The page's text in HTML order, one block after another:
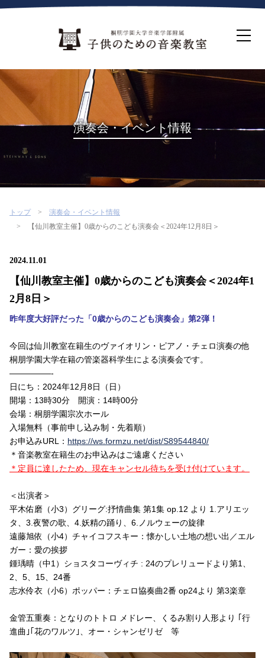
ホーム
生徒募集について
教室案内
コース紹介
概要・沿革
桐朋を選ぶ理由
インタビュー・コラム
よくある質問
演奏会・イベント情報
トップ
演奏会・イベント情報
【仙川教室主催】0歳からのこども演奏会＜2024年12月8日＞
2024.11.01
【仙川教室主催】0歳からのこども演奏会＜2024年1
2月8日＞
昨年度大好評だった「0歳からのこども演奏会」第2弾！
今回は仙川教室在籍生のヴァイオリン・ピアノ・チェロ演奏の他
桐朋学園大学在籍の管楽器科学生による演奏会です。
—————-
日にち：2024年12月8日（日）
開場：13時30分 開演：14時00分
会場：桐朋学園宗次ホール
入場無料（事前申し込み制・先着順）
お申込みURL： https://ws.formzu.net/dist/S89544840/
＊音楽教室在籍生のお申込みはご遠慮ください
＊定員に達したため、現在キャンセル待ちを受け付けています。
＜出演者＞
平木佑磨（小3）グリーグ:抒情曲集 第1集 op.12 より 1.アリエッ
タ、3.夜警の歌、4.妖精の踊り、6.ノルウェーの旋律
遠藤旭依（小4）チャイコフスキー：懐かしい土地の想い出／エル
ガー：愛の挨拶
鍾瑀晴（中1）ショスタコーヴィチ : 24のプレリュードより第1、
2、5、15、24番
志水伶衣（小6）ポッパー：チェロ協奏曲2番 op24より 第3楽章
金管五重奏：となりのトトロ メドレー、くるみ割り人形より ｢行
進曲｣｢花のワルツ｣、オー・シャンゼリゼ 等